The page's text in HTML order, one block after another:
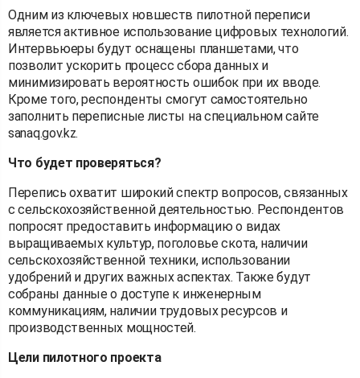
Одним из ключевых новшеств пилотной переписи
является активное использование цифровых технологий.
Интервьюеры будут оснащены планшетами, что
позволит ускорить процесс сбора данных и
минимизировать вероятность ошибок при их вводе.
Кроме того, респонденты смогут самостоятельно
заполнить переписные листы на специальном сайте
sanaq.gov.kz.
Что будет проверяться?
Перепись охватит широкий спектр вопросов, связанных
с сельскохозяйственной деятельностью. Респондентов
попросят предоставить информацию о видах
выращиваемых культур, поголовье скота, наличии
сельскохозяйственной техники, использовании
удобрений и других важных аспектах. Также будут
собраны данные о доступе к инженерным
коммуникациям, наличии трудовых ресурсов и
производственных мощностей.
Цели пилотного проекта